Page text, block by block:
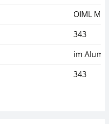
OIML M1
343
im
343